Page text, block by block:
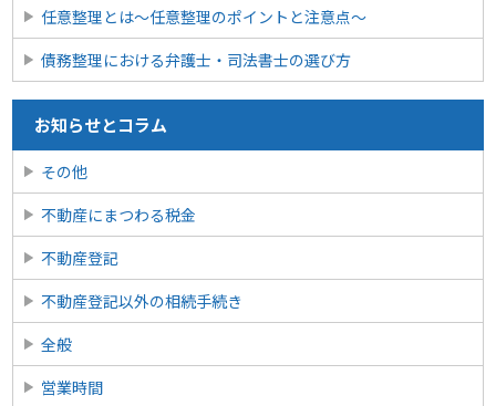
任意整理とは〜任意整理のポイントと注意点〜
債務整理における弁護士・司法書士の選び方
お知らせとコラム
その他
不動産にまつわる税金
不動産登記
不動産登記以外の相続手続き
全般
営業時間